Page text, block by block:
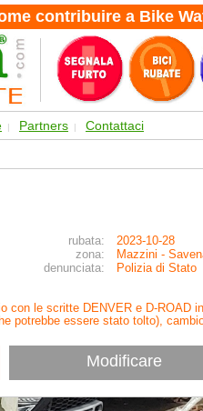
contribuire a Bike
| Partners | Contattaci
rubata:
2023-10-28
zona:
Mazzini -
denunciata:
Polizia di Stato
con le scritte DENVER e D-
potrebbe essere stato tolto),
Modificare